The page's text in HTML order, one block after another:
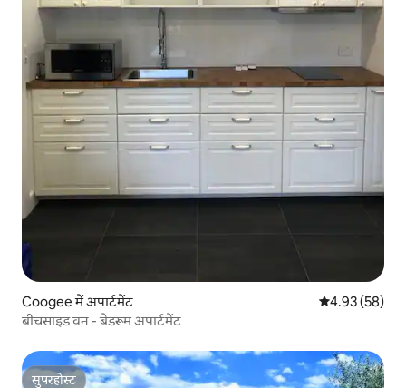
Coogee में अपार्टमेंट औसत रेटिंग 5 में
4.93 (58)
बीचसाइड वन - बेडरूम अपार्टमेंट
सुपरहोस्ट